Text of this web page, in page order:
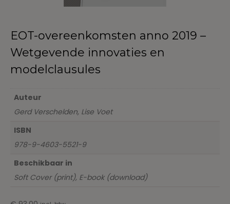
EOT-overeenkomsten anno 2019 –
Wetgevende innovaties en
modelclausules
Auteur
Gerd Verschelden, Lise Voet
ISBN
978-9-4603-5521-9
Beschikbaar in
Soft Cover (print), E-book (download)